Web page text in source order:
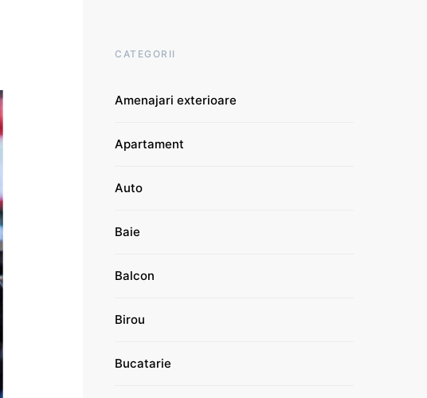
CATEGORII
Amenajari exterioare
Apartament
Auto
Baie
Balcon
Birou
Bucatarie